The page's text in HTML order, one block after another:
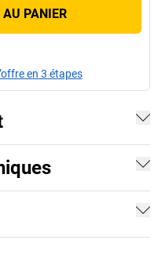
PANIER
en 3 étapes